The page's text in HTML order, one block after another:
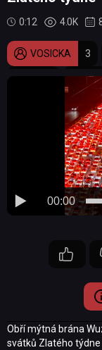
0:12 4.0K
VOSICKA 3
dálnice zácpa
00:00
Obří mýtná brána
svátků Zlatého